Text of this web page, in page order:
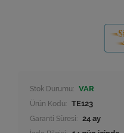
Stok Durumu: VAR
Ürün Kodu: TE123
Garanti Süresi: 24 ay